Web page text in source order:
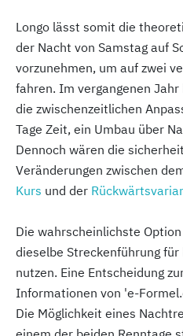
Longo lässt somit die
der Nacht von Samstag auf
vorzunehmen, um auf zwei
fahren. Im vergangenen
die zwischenzeitlichen
Tage Zeit, ein Umbau über
Dennoch wären die
Veränderungen zwischen
Kurs und der
Die wahrscheinlichste
dieselbe Streckenführung für
nutzen. Eine Entscheidung
Informationen von 'e-
Die Möglichkeit eines